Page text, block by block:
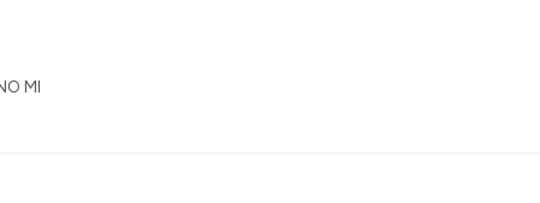
MI